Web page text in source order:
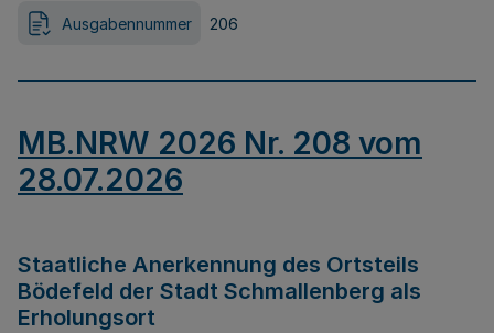
Ausgabennummer 206
MB.NRW 2026 Nr. 208 vom
28.07.2026
Staatliche Anerkennung des Ortsteils
Bödefeld der Stadt Schmallenberg als
Erholungsort